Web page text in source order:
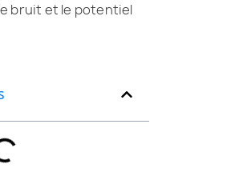
bruit et le potentiel